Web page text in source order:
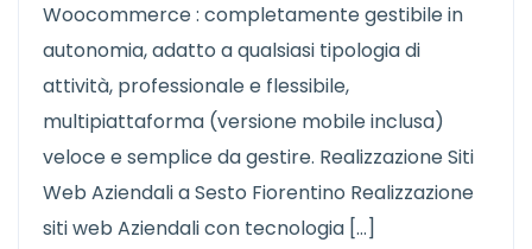
Woocommerce : completamente gestibile in
autonomia, adatto a qualsiasi tipologia di
attività, professionale e flessibile,
multipiattaforma (versione mobile inclusa)
veloce e semplice da gestire. Realizzazione Siti
Web Aziendali a Sesto Fiorentino Realizzazione
siti web Aziendali con tecnologia […]